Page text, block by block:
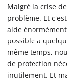
Malgré la crise
problème. Et
aide
possible a
même temps,
de protection
inutilement. Et